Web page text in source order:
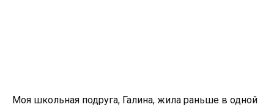
Моя школьная подруга, Галина, жила раньше в одной